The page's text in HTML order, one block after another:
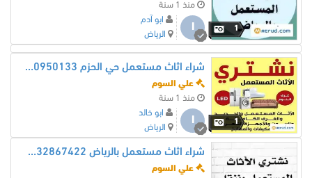
1
منذ 1 سنة
ابو آدم
الرياض
1
شراء اثاث مستعمل حي الحزم 0510950133
علي السوم
منذ 1 سنة
ابو خالد
الرياض
شراء اثاث مستعمل بالرياض 0532867422
علي السوم